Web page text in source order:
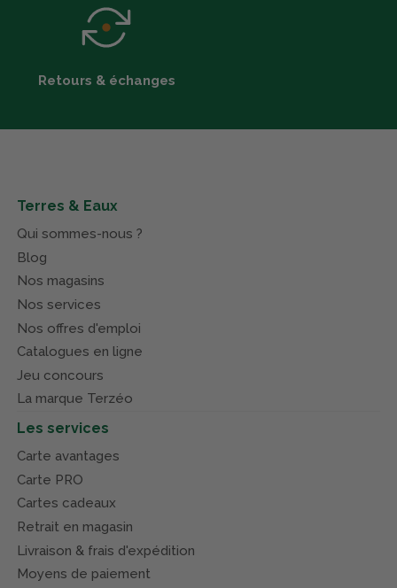
Retours & échanges
Terres & Eaux
Qui sommes-nous ?
Blog
Nos magasins
Nos services
Nos offres d'emploi
Catalogues en ligne
Jeu concours
La marque Terzéo
Les services
Carte avantages
Carte PRO
Cartes cadeaux
Retrait en magasin
Livraison & frais d'expédition
Moyens de paiement